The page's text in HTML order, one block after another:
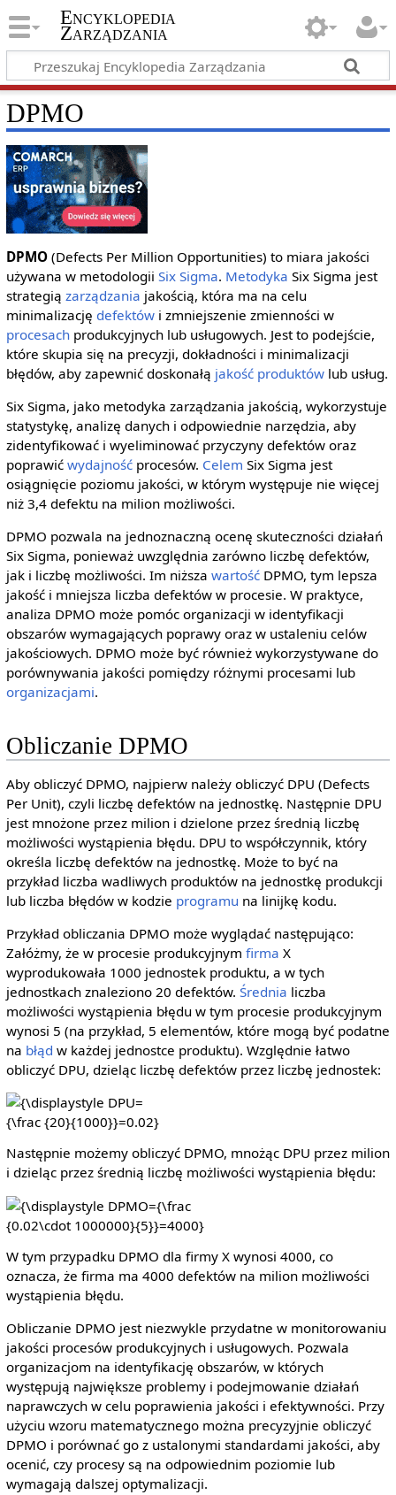
Encyklopedia
Zarządzania
DPMO
DPMO(Defects Per Million Opportunities) to miara jakości
używana w metodologii Six Sigma. Metodyka Six Sigma jest
strategią zarządzania jakością, która ma na celu
minimalizację defektówi zmniejszenie zmienności w
procesachprodukcyjnych lub usługowych. Jest to podejście,
które skupia się na precyzji, dokładności i minimalizacji
błędów, aby zapewnić doskonałą jakość produktówlub usług.
Six Sigma, jako metodyka zarządzania jakością, wykorzystuje
statystykę, analizę danych i odpowiednie narzędzia, aby
zidentyfikować i wyeliminować przyczyny defektów oraz
poprawić wydajnośćprocesów. Celem Six Sigma jest
osiągnięcie poziomu jakości, w którym występuje nie więcej
niż 3,4 defektu na milion możliwości.
DPMO pozwala na jednoznaczną ocenę skuteczności działań
Six Sigma, ponieważ uwzględnia zarówno liczbę defektów,
jak i liczbę możliwości. Im niższa wartośćDPMO, tym lepsza
jakość i mniejsza liczba defektów w procesie. W praktyce,
analiza DPMO może pomóc organizacji w identyfikacji
obszarów wymagających poprawy oraz w ustaleniu celów
jakościowych. DPMO może być również wykorzystywane do
porównywania jakości pomiędzy różnymi procesami lub
organizacjami.
Obliczanie DPMO
Aby obliczyć DPMO, najpierw należy obliczyć DPU (Defects
Per Unit), czyli liczbę defektów na jednostkę. Następnie DPU
jest mnożone przez milion i dzielone przez średnią liczbę
możliwości wystąpienia błędu. DPU to współczynnik, który
określa liczbę defektów na jednostkę. Może to być na
przykład liczba wadliwych produktów na jednostkę produkcji
lub liczba błędów w kodzie programu na linijkę kodu.
Przykład obliczania DPMO może wyglądać następująco:
Załóżmy, że w procesie produkcyjnym firma X
wyprodukowała 1000 jednostek produktu, a w tych
jednostkach znaleziono 20 defektów. Średnia liczba
możliwości wystąpienia błędu w tym procesie produkcyjnym
wynosi 5 (na przykład, 5 elementów, które mogą być podatne
na błąd w każdej jednostce produktu). Względnie łatwo
obliczyć DPU, dzieląc liczbę defektów przez liczbę jednostek:
{\displaystyle
DPU={\frac
{1000}}=0.02}
Następnie możemy obliczyć DPMO, mnożąc DPU przez milion
i dzieląc przez średnią liczbę możliwości wystąpienia błędu:
{\displaystyle
DPMO={\frac
1000000}
{5}}=4000}
W tym przypadku DPMO dla firmy X wynosi 4000, co
oznacza, że firma ma 4000 defektów na milion możliwości
wystąpienia błędu.
Obliczanie DPMO jest niezwykle przydatne w monitorowaniu
jakości procesów produkcyjnych i usługowych. Pozwala
organizacjom na identyfikację obszarów, w których
występują największe problemy i podejmowanie działań
naprawczych w celu poprawienia jakości i efektywności. Przy
użyciu wzoru matematycznego można precyzyjnie obliczyć
DPMO i porównać go z ustalonymi standardami jakości, aby
ocenić, czy procesy są na odpowiednim poziomie lub
wymagają dalszej optymalizacji.